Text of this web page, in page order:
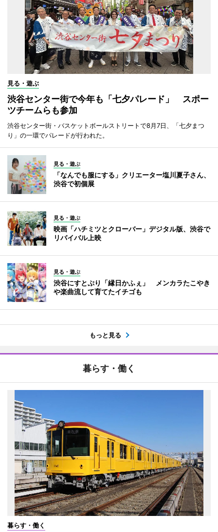
見る・遊ぶ
渋谷センター街で今年も「七夕パレード」 スポー
ツチームらも参加
渋谷センター街・バスケットボールストリートで8月7日、「七夕まつ
り」の一環でパレードが行われた。
見る・遊ぶ
「なんでも服にする」クリエーター塩川夏子さん、
渋谷で初個展
見る・遊ぶ
映画「ハチミツとクローバー」デジタル版、渋谷で
リバイバル上映
見る・遊ぶ
渋谷にすとぷり「縁日かふぇ」 メンカラたこやき
や楽曲流して育てたイチゴも
もっと見る
暮らす・働く
暮らす・働く